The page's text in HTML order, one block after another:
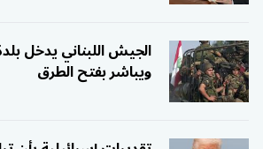
الجيش اللبناني يدخل
ويباشر بفتح الطرق